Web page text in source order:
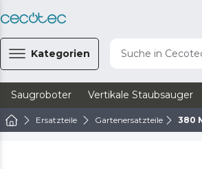
Kategorien Suche in
Saugroboter Vertikale Staubsauger
Ersatzteile Gartenersatzteile 380